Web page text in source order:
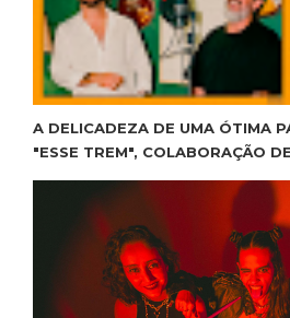
A DELICADEZA DE UMA ÓTIMA
"ESSE TREM", COLABORAÇÃO